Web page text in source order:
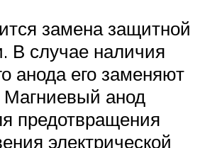
замена защитной
В случае наличия
анода его заменяют
анод
предотвращения
электрической